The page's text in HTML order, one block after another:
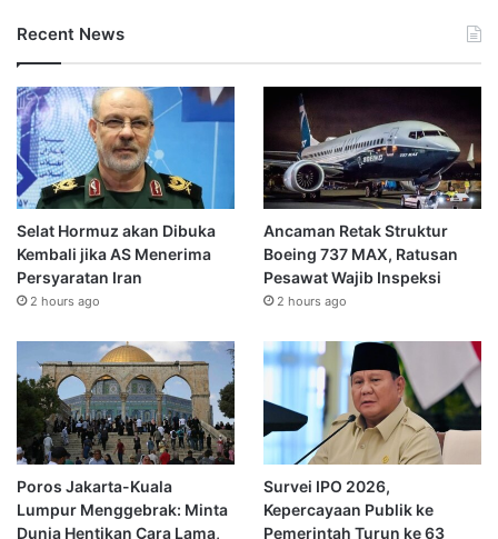
Recent News
Selat Hormuz akan Dibuka
Kembali jika AS Menerima
Persyaratan Iran
2 hours ago
Ancaman Retak Struktur
Boeing 737 MAX, Ratusan
Pesawat Wajib Inspeksi
2 hours ago
Poros Jakarta-Kuala
Lumpur Menggebrak: Minta
Dunia Hentikan Cara Lama,
Survei IPO 2026,
Kepercayaan Publik ke
Pemerintah Turun ke 63